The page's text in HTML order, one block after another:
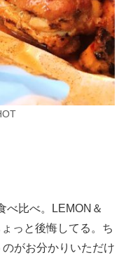
べ比べ。LEMON＆
っと後悔してる。ち
がお分かりいただけ